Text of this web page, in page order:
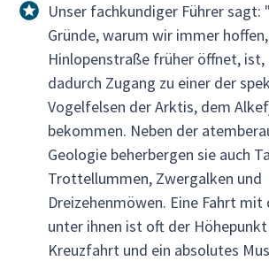
Unser fachkundiger Führer sagt:
Gründe, warum wir immer
Hinlopenstraße früher öffnet, ist,
dadurch Zugang zu einer der
Vogelfelsen der Arktis, dem
bekommen. Neben der
Geologie beherbergen sie auch
Trottellummen, Zwergalken und
Dreizehenmöwen. Eine Fahrt
unter ihnen ist oft der
Kreuzfahrt und ein absolutes